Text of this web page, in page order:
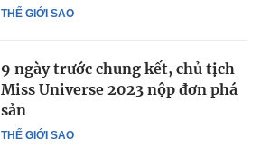
THẾ GIỚI SAO
THẾ GIỚI SAO
9 ngày trước chung kết, chủ tịch
Miss Universe 2023 nộp đơn phá
sản